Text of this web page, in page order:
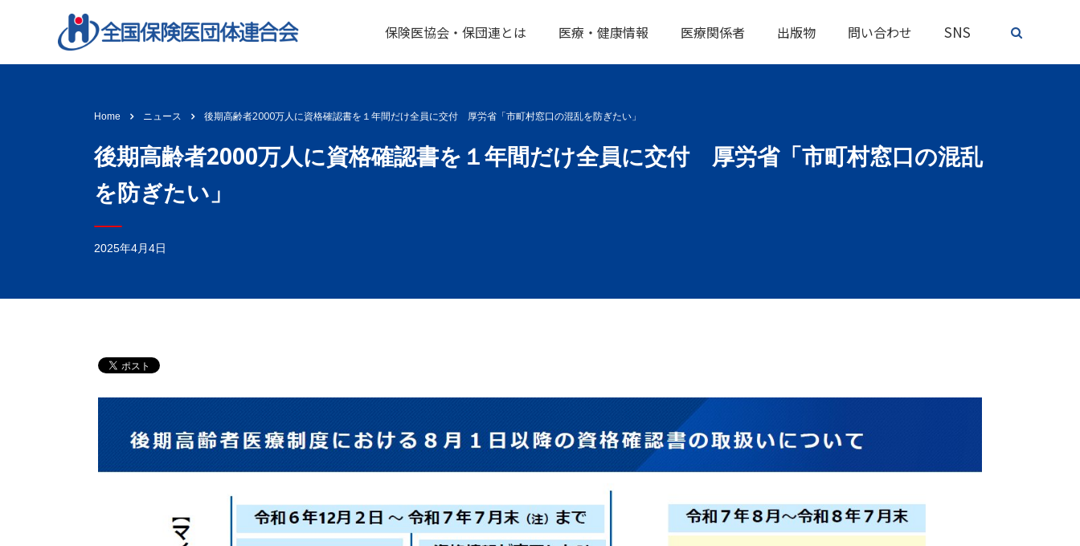
保険医協会・保団連とは 医療・健康情報 医療関係者 出版物 問い合わせ SNS
Home ニュース 後期高齢者2000万人に資格確認書を１年間だけ全員に交付 厚労省「市町村窓口の混乱を防ぎたい」
後期高齢者2000万人に資格確認書を１年間だけ全員に交付 厚労省「市町村窓口の混乱
を防ぎたい」
2025年4月4日